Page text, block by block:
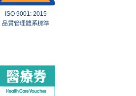
ISO 9001: 2015
品質管理體系標準